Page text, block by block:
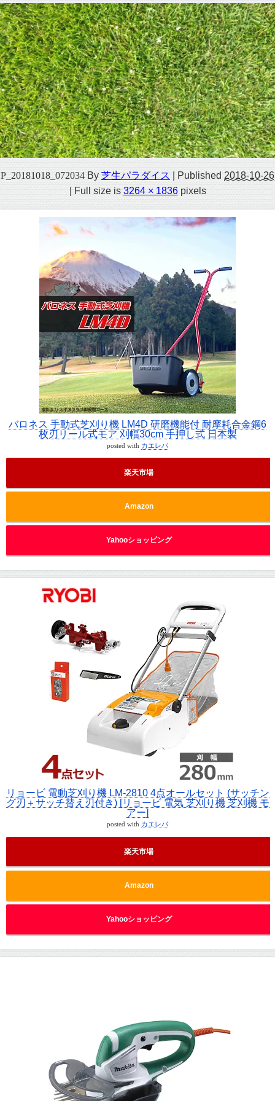
P_20181018_072034 By 芝生パラダイス Published 2018-10-26
| Full size is3264 × 1836pixels
バロネス 手動式芝刈り機 LM4D 研磨機能付 耐摩耗合金鋼6
枚刃リール式モア 刈幅30cm 手押し式 日本製
posted with カエレバ
楽天市場
Amazon
Yahooショッピング
リョービ 電動芝刈り機 LM-2810 4点オールセット (サッチン
グ刃＋サッチ替え刃付き) [リョービ 電気 芝刈り機 芝刈機 モ
アー]
posted with カエレバ
楽天市場
Amazon
Yahooショッピング